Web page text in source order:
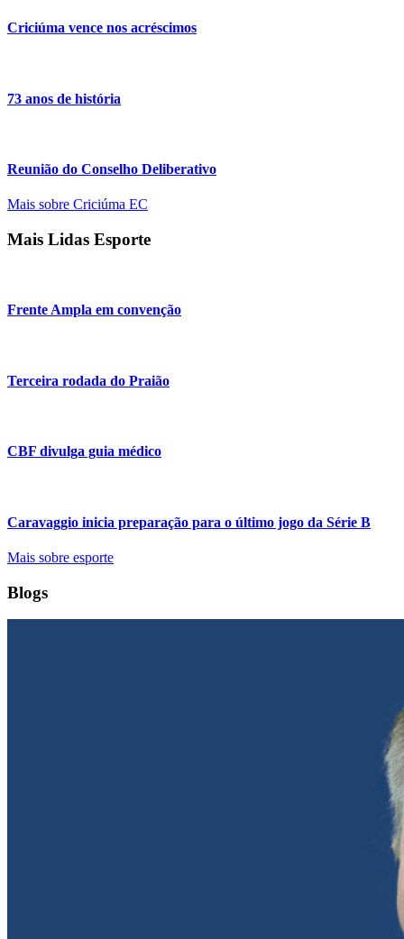
Criciúma vence nos acréscimos
73 anos de história
Reunião do Conselho Deliberativo
Mais sobre Criciúma EC
Mais Lidas Esporte
Frente Ampla em convenção
Terceira rodada do Praião
CBF divulga guia médico
Caravaggio inicia preparação para o último jogo da Série B
Mais sobre esporte
Blogs